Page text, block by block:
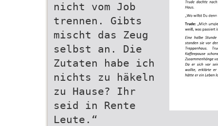
nicht vom Job
trennen. Gibts
mischt das Zeug
selbst an. Die
Zutaten habe ich
nichts zu häkeln
zu Hause? Ihr
seid in Rente
Leute.“